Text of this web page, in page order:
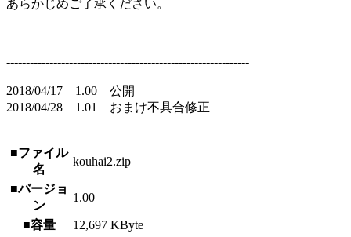
あらかじめご了承ください。
--------------------------------------------------------------
2018/04/17 1.00 公開
2018/04/28 1.01 おまけ不具合修正
■ファイル
名
kouhai2.zip
■バージョ
ン
1.00
■容量
12,697 KByte